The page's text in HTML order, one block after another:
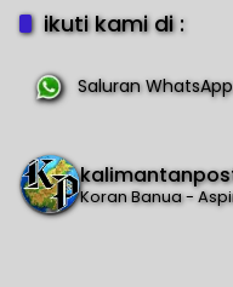
ikuti kami di :
Saluran WhatsApp
Koran Banua -